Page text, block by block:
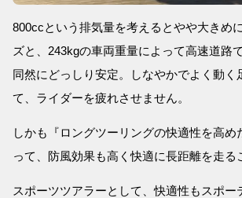
800ccという排気量を考えるとやや大きめ
ズと、243kgの車両重量によって高速道路
同然にどっしり安定。しなやかでよく動く
て、ライダーを疲れさせません。
しかも『ロングツーリングの快適性を高め
って、防風効果も高く快適に長距離を走る
スポーツツアラーとして、快適性もスポー